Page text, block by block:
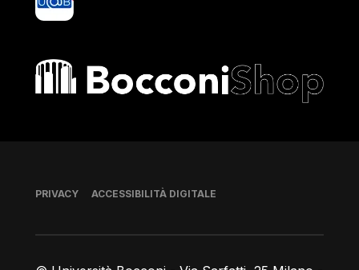
Bocconi shop
Piè di pagina
PRIVACY ACCESSIBILITÀ DIGITALE